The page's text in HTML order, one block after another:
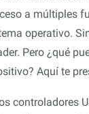
a múltiples
operativo.
Pero ¿qué
Aquí te
controladores